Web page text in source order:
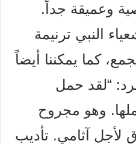
وعميقة جداً.
النبي ترنيمة
كما يمكننا أيضاً
“لقد حمل
وهو مجروح
آثامي. تأديب